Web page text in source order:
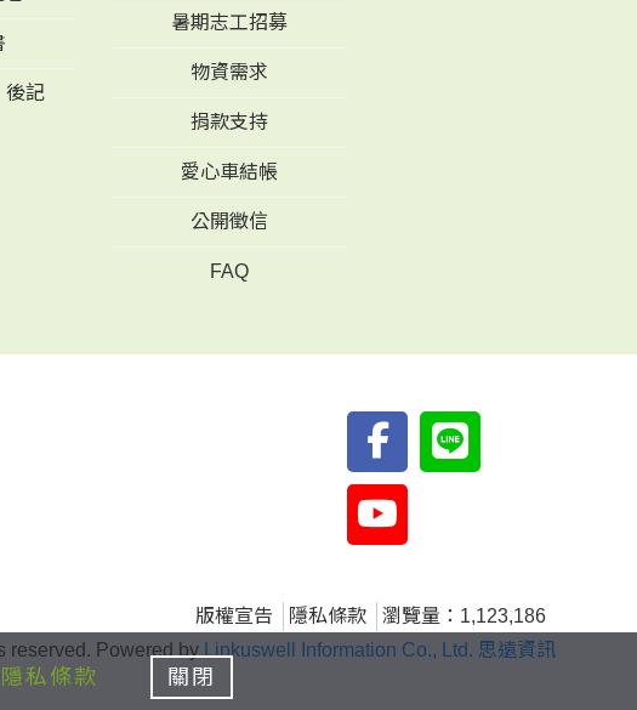
後記
暑期志工招募
物資需求
捐款支持
愛心車結帳
公開徵信
FAQ
版權宣告 隱私條款
瀏覽量：1,123,186
reserved. Powered by
Linkuswell Information Co., Ltd. 思遠資訊
隱私條款 關閉